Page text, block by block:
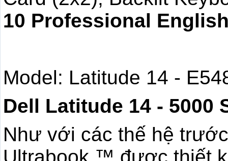
10 Professional
Model: Latitude 14 -
Dell Latitude 14 - 5000
Như với các thế hệ